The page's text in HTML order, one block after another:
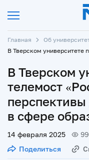
Главная Об
В Тверском
телемост
перспективы
в сфере
14 февраля 2025
Поделиться